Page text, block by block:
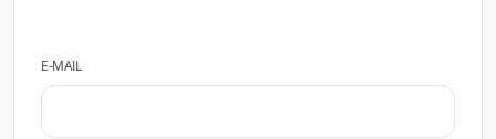
E-MAIL